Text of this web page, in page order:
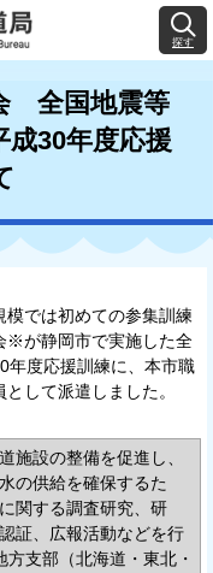
探す
全国地震等
成30年度応援
では初めての参集訓練
※が静岡市で実施した全
年度応援訓練に、本市職
して派遣しました。
施設の整備を促進し、
の供給を確保するた
関する調査研究、研
証、広報活動などを行
方支部（北海道・東北・